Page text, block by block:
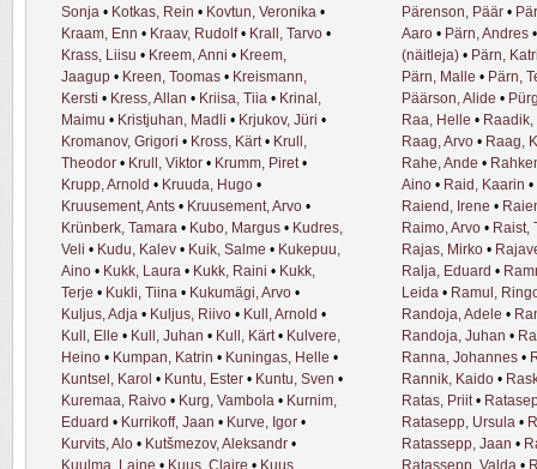
Sonja • Kotkas, Rein • Kovtun, Veronika •
Kraam, Enn • Kraav, Rudolf• Krall, Tarvo •
Krass, Liisu • Kreem, Anni • Kreem,
Jaagup • Kreen, Toomas • Kreismann,
Kersti • Kress, Allan • Kriisa, Tiia • Krinal,
Maimu • Kristjuhan, Madli • Krjukov, Jüri •
Kromanov, Grigori • Kross, Kärt• Krull,
Theodor • Krull, Viktor • Krumm, Piret•
Krupp, Arnold • Kruuda, Hugo •
Kruusement, Ants • Kruusement, Arvo •
Krünberk, Tamara • Kubo, Margus • Kudres,
Veli • Kudu, Kalev • Kuik, Salme • Kukepuu,
Aino • Kukk, Laura • Kukk, Raini • Kukk,
Terje • Kukli, Tiina • Kukumägi, Arvo •
Kuljus, Adja • Kuljus, Riivo • Kull, Arnold •
Kull, Elle • Kull, Juhan • Kull, Kärt• Kulvere,
Heino • Kumpan, Katrin • Kuningas, Helle •
Kuntsel, Karol • Kuntu, Ester • Kuntu, Sven •
Kuremaa, Raivo • Kurg, Vambola • Kurnim,
Eduard • Kurrikoff, Jaan • Kurve, Igor •
Kurvits, Alo • Kutšmezov, Aleksandr •
Kuulma, Laine • Kuus, Claire • Kuus,
Pärenson, Päär •
Aaro • Pärn, Andres
(näitleja) • Pärn,
Pärn, Malle • Pärn,
Päärson, Alide •
Raa, Helle •
Raag, Arvo • Raag,
Rahe, Ande •
Aino • Raid, Kaarin •
Raiend, Irene •
Raimo, Arvo • Raist,
Rajas, Mirko •
Ralja, Eduard •
Leida • Ramul,
Randoja, Adele •
Randoja, Juhan •
Ranna, Johannes •
Rannik, Kaido •
Ratas, Priit•
Ratasepp, Ursula •
Ratassepp, Jaan •
Ratassepp, Valda •